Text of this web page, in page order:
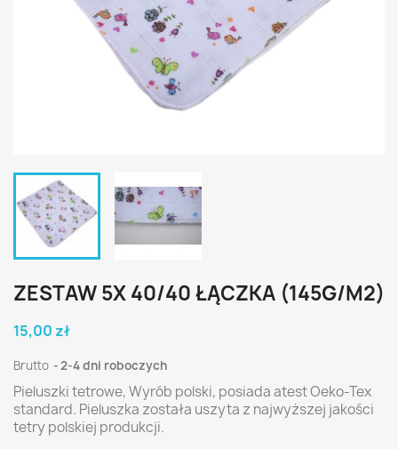
ZESTAW 5X 40/40 ŁĄCZKA (145G/M2)
15,00 zł
Brutto 2-4 dni roboczych
Pieluszki tetrowe, Wyrób polski, posiada atest Oeko-Tex
standard. Pieluszka została uszyta z najwyższej jakości
tetry polskiej produkcji.